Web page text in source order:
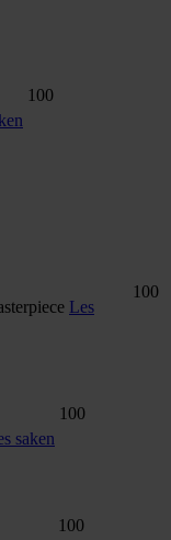
100
Les
100
saken
100
100